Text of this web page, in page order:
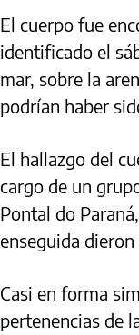
El cuerpo fue
identificado el
mar, sobre la
podrían haber
El hallazgo del
cargo de un
Pontal do
enseguida
Casi en forma
pertenencias de